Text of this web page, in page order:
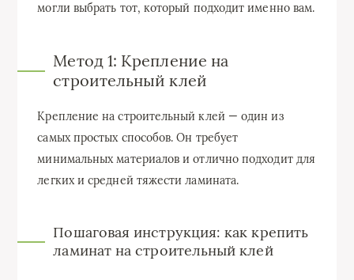
могли выбрать тот, который подходит именно вам.
Метод 1: Крепление на
строительный клей
Крепление на строительный клей — один из
самых простых способов. Он требует
минимальных материалов и отлично подходит для
легких и средней тяжести ламината.
Пошаговая инструкция: как крепить
ламинат на строительный клей